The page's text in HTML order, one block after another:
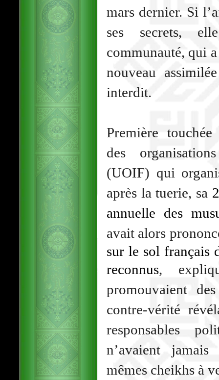
mars dernier. Si
ses secrets,
communauté, qui
nouveau
interdit.
Première
des
(UOIF) qui
après la tuerie, sa
annuelle des
avait alors
sur le sol français
reconnus,
promouvaient
contre-vérité
responsables
n’avaient jamais
mêmes cheikhs à